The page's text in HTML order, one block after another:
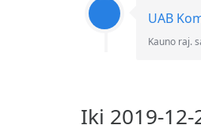
UAB
Kauno raj.
Iki 2019-